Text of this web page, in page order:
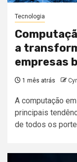
Tecnologia
a
empresas
1 mês atrás
A computação
principais
de todos os